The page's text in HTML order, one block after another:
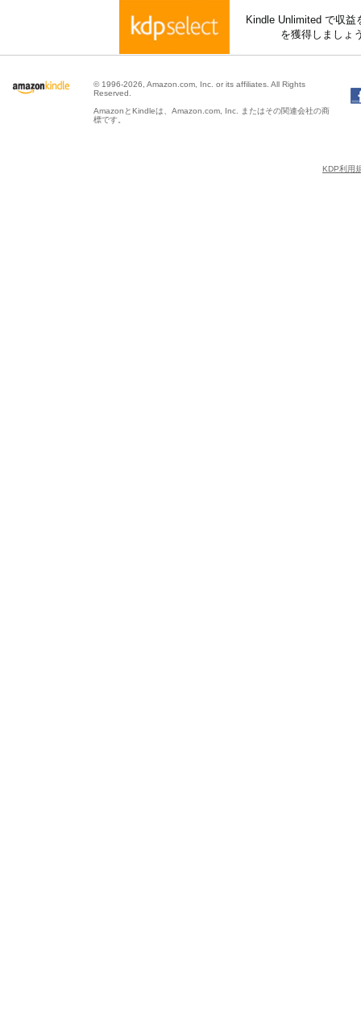
Kindle Unlimited で収
を獲得しましょ
© 1996-2026, Amazon.com, Inc. or its affiliates. All Rights
Reserved.
AmazonとKindleは、Amazon.com, Inc. またはその関連会社の商
標です。
KDP利用